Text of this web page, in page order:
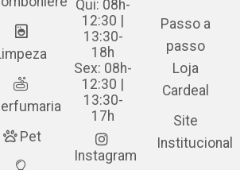
Pet
Qui: 08h-
12:30 |
13:30-
18h
Sex: 08h-
12:30 |
13:30-
17h
Instagram
Passo a
passo
Loja
Cardeal
Site
Institucional